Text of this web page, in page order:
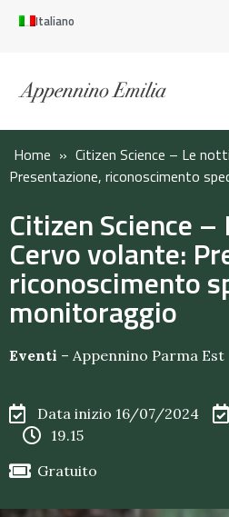
Italiano
Home » Citizen Science – Le
Presentazione, riconoscimento
Citizen Science
Cervo volante:
riconoscimento
monitoraggio
Eventi – Appennino Parma Est
Data inizio 16/07/2024
19.15
Gratuito